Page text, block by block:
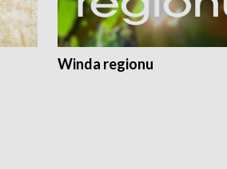
Winda regionu